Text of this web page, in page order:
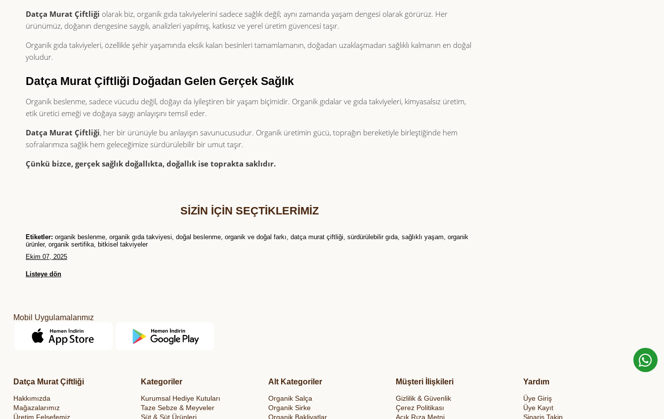
Datça Murat Çiftliği olarak biz, organik gıda takviyelerini sadece sağlık değil; aynı zamanda yaşam dengesi olarak görürüz. Her
ürünümüz, doğanın dengesine saygılı, analizleri yapılmış, katkısız ve yerel üretim güvencesi taşır.
Organik gıda takviyeleri, özellikle şehir yaşamında eksik kalan besinleri tamamlamanın, doğadan uzaklaşmadan sağlıklı kalmanın en doğal
yoludur.
Datça Murat Çiftliği Doğadan Gelen Gerçek Sağlık
Organik beslenme, sadece vücudu değil, doğayı da iyileştiren bir yaşam biçimidir. Organik gıdalar ve gıda takviyeleri, kimyasalsız üretim,
etik üretici emeği ve doğaya saygı anlayışını temsil eder.
Datça Murat Çiftliği, her bir ürünüyle bu anlayışın savunucusudur. Organik üretimin gücü, toprağın bereketiyle birleştiğinde hem
sofralarımıza sağlık hem geleceğimize sürdürülebilir bir umut taşır.
Çünkü bizce, gerçek sağlık doğallıkta, doğallık ise toprakta saklıdır.
SİZİN İÇİN SEÇTİKLERİMİZ
Etiketler: organik beslenme, organik gıda takviyesi, doğal beslenme, organik ve doğal farkı, datça murat çiftliği, sürdürülebilir gıda, sağlıklı yaşam, organik
ürünler, organik sertifika, bitkisel takviyeler
Ekim 07, 2025
Listeye dön
Mobil Uygulamalarımız
Datça Murat Çiftliği
Hakkımızda
Mağazalarımız
Üretim Felsefemiz
Kategoriler
Kurumsal Hediye Kutuları
Taze Sebze & Meyveler
Süt & Süt Ürünleri
Alt Kategoriler
Organik Salça
Organik Sirke
Organik Bakliyatlar
Müşteri İlişkileri
Gizlilik & Güvenlik
Çerez Politikası
Açık Rıza Metni
Yardım
Üye Giriş
Üye Kayıt
Sipariş Takip